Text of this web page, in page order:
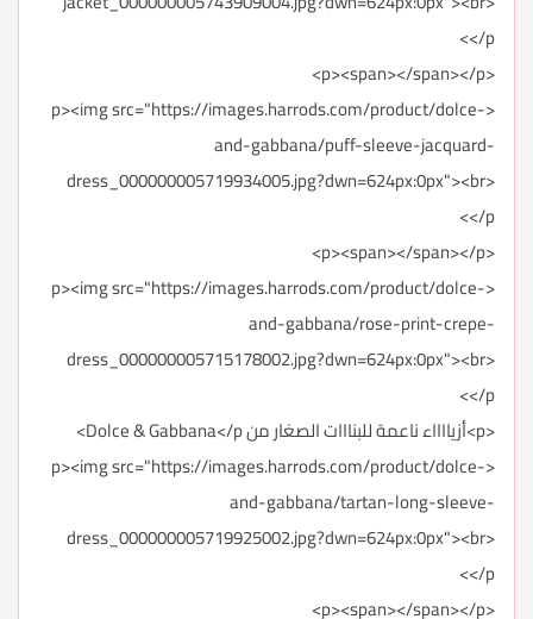
</p>
<p><span></span></p>
<p><img src="https://images.harrods.com/product/dolce-
and-gabbana/puff-sleeve-jacquard-
dress_000000005719934005.jpg?dwn=624px:0px"><br>
</p>
<p><span></span></p>
<p><img src="https://images.harrods.com/product/dolce-
and-gabbana/rose-print-crepe-
dress_000000005715178002.jpg?dwn=624px:0px"><br>
</p>
<p>أزيااااء ناعمة للبنااات الصغار من Dolce & Gabbana</p>
<p><img src="https://images.harrods.com/product/dolce-
and-gabbana/tartan-long-sleeve-
dress_000000005719925002.jpg?dwn=624px:0px"><br>
</p>
<p><span></span></p>